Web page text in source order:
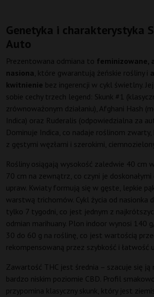
Genetyka i charakterystyka
Auto
Prezentowana odmiana to feminizowane,
nasiona , które gwarantują żeńskie rośliny i
kwitnienie bez ingerencji w cykl świetlny.
sobie cechy trzech legend: Skunk #1
zrównoważonym działaniu), Afghani Hash
Indica) oraz Ruderalis (odpowiedzialna za
Dominuje Indica, co nadaje roślinom
z gęstymi węzłami i szerokimi,
Rośliny osiągają wysokość zaledwie 40 cm
70 cm na zewnątrz, co czyni je
upraw. Kwiaty formują się w gęste, lepkie
warstwą trichomów. Cykl życia od nasionka
tylko 7 tygodni, co jest jednym z
odmian marihuany. Plon indoor wynosi 140
30 do 60 g na roślinę, co jest wartością
rekompensowaną przez szybkość i łatwość
Zawartość THC jest średnia – szacuje się ją
bardzo niskim poziomie CBD. Profil
przypomina klasyczny skunk, który jest